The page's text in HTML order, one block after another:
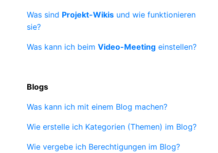
Was sind Projekt-Wikis und wie funktionieren
sie?
Was kann ich beim Video-Meeting einstellen?
Blogs
Was kann ich mit einem Blog machen?
Wie erstelle ich Kategorien (Themen) im Blog?
Wie vergebe ich Berechtigungen im Blog?